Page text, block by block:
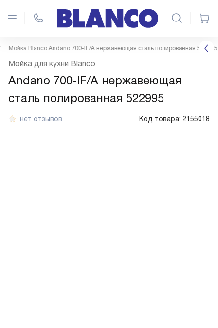
Мойка Blanco Andano 700-IF/A нержавеющая сталь полированная 522995
нет отзывов Код товара: 2155018
Мойка для кухни Blanco
Andano 700-IF/A нержавеющая
сталь полированная 522995